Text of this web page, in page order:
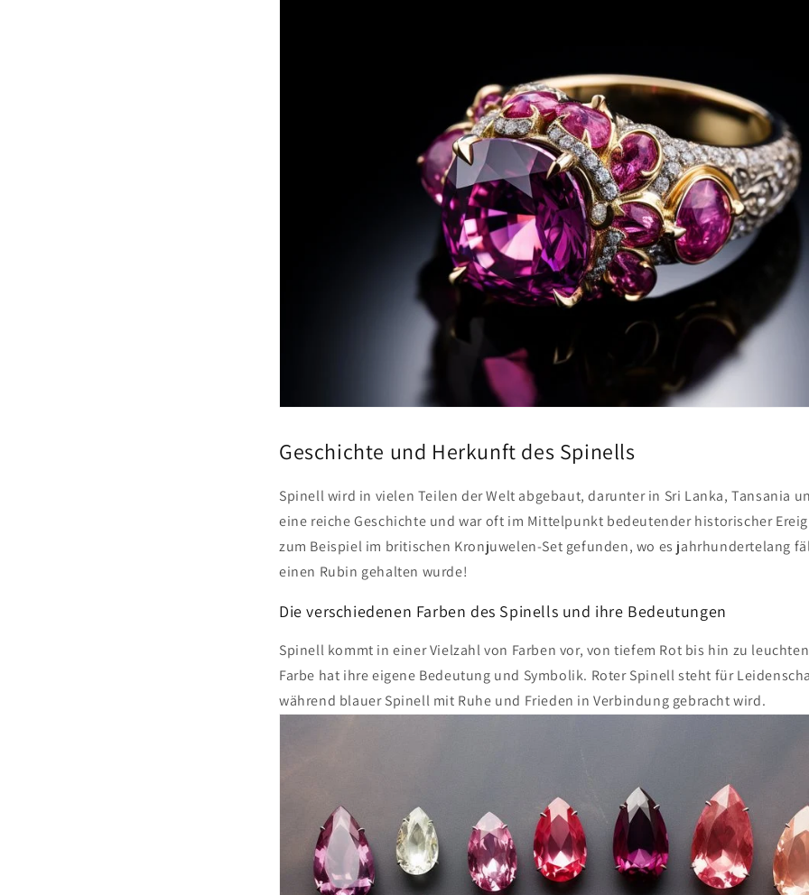
Geschichte und Herkunft des Spinells
Spinell wird in vielen Teilen der Welt abgebaut, darunter in Sri Lanka, Tansania
eine reiche Geschichte und war oft im Mittelpunkt bedeutender historischer
zum Beispiel im britischen Kronjuwelen-Set gefunden, wo es jahrhundertelang
einen Rubin gehalten wurde!
Die verschiedenen Farben des Spinells und ihre Bedeutungen
Spinell kommt in einer Vielzahl von Farben vor, von tiefem Rot bis hin zu
Farbe hat ihre eigene Bedeutung und Symbolik. Roter Spinell steht für
während blauer Spinell mit Ruhe und Frieden in Verbindung gebracht wird.